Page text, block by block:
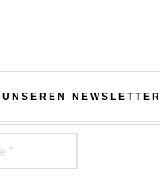
NEWSLETTER